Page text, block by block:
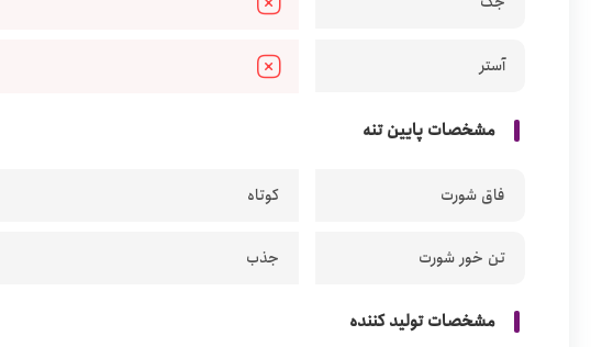
آستر
مشخصات پایین تنه
فاق شورت کوتاه
تن خور شورت جذب
مشخصات تولید کننده